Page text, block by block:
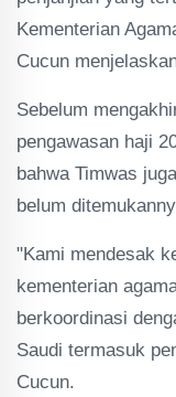
Kementerian
Cucun
Sebelum
pengawasan haji
bahwa Timwas
belum
"Kami mendesak
kementerian
berkoordinasi
Saudi termasuk
Cucun.